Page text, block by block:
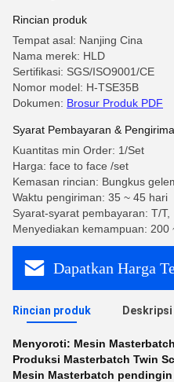
Rincian produk
Tempat asal: Nanjing Cina
Nama merek: HLD
Sertifikasi: SGS/ISO9001/CE
Nomor model: H-TSE35B
Dokumen: Brosur Produk PDF
Syarat Pembayaran &
Kuantitas min Order: 1/Set
Harga: face to face /set
Kemasan rincian: Bungkus
Waktu pengiriman: 35 ~ 45 hari
Syarat-syarat pembayaran: T/T,
Menyediakan kemampuan: 200
Dapatkan Harga
Rincian produk
Menyoroti: Mesin
Produksi Masterbatch Twin
Mesin Masterbatch